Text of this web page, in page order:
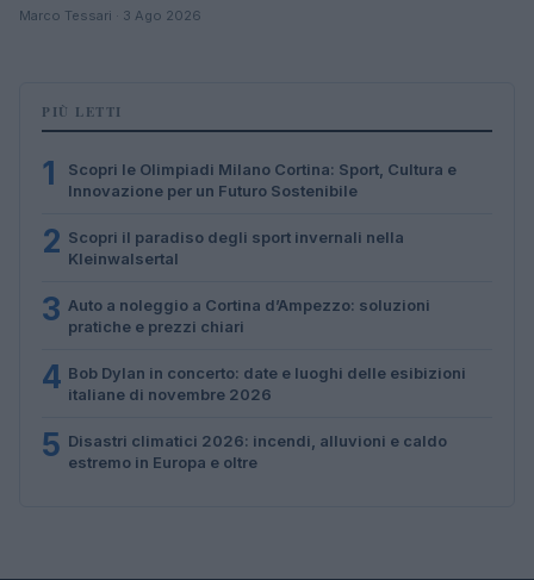
Marco Tessari · 3 Ago 2026
PIÙ LETTI
1
Scopri le Olimpiadi Milano Cortina: Sport, Cultura e
Innovazione per un Futuro Sostenibile
2 Scopri il paradiso degli sport invernali nella
Kleinwalsertal
3 Auto a noleggio a Cortina d’Ampezzo: soluzioni
pratiche e prezzi chiari
4 Bob Dylan in concerto: date e luoghi delle esibizioni
italiane di novembre 2026
5 Disastri climatici 2026: incendi, alluvioni e caldo
estremo in Europa e oltre